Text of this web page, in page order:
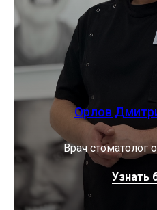
Орлов
Врач стоматолог
Узнать